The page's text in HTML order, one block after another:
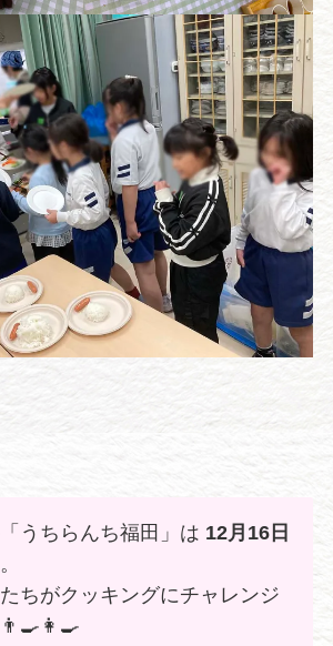
うちらんち福田」は 12月16日
。
ちがクッキングにチャレンジ